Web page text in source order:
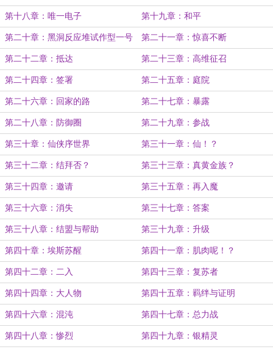
第十八章：唯一电子 第十九章：和平
第二十章：黑洞反应堆试作型一号 第二十一章：惊喜不断
第二十二章：抵达 第二十三章：高维征召
第二十四章：签署 第二十五章：庭院
第二十六章：回家的路 第二十七章：暴露
第二十八章：防御圈 第二十九章：参战
第三十章：仙侠序世界 第三十一章：仙！？
第三十二章：结拜否？ 第三十三章：真黄金族？
第三十四章：邀请 第三十五章：再入魔
第三十六章：消失 第三十七章：答案
第三十八章：结盟与帮助 第三十九章：升级
第四十章：埃斯苏醒 第四十一章：肌肉呢！？
第四十二章：二入 第四十三章：复苏者
第四十四章：大人物 第四十五章：羁绊与证明
第四十六章：混沌 第四十七章：总力战
第四十八章：惨烈 第四十九章：银精灵